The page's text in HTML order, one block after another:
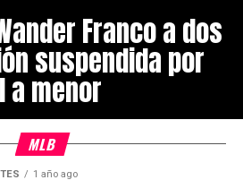
Franco a dos
suspendida por
a menor
MLB
1 año ago